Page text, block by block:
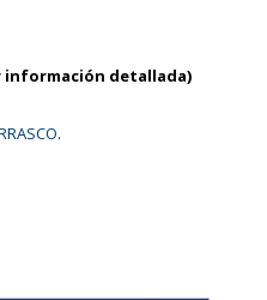
información detallada)
.